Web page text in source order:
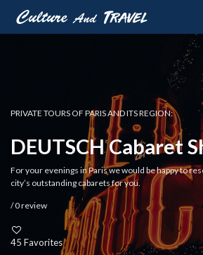
PRIVATE TOURS OF PARIS AND ITS REGION:
DEUTSCH Cabaret
For your evenings in Paris we would be happy to
city’s outstanding cabarets for you.
/ 0 review
45 Favorites